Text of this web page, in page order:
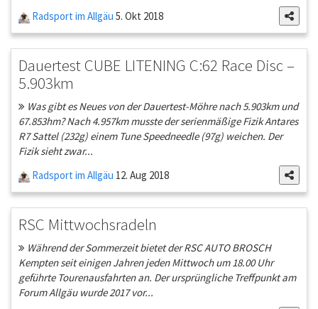
Radsport im Allgäu 5. Okt 2018
Dauertest CUBE LITENING C:62 Race Disc –
5.903km
Was gibt es Neues von der Dauertest-Möhre nach 5.903km und
67.853hm? Nach 4.957km musste der serienmäßige Fizik Antares
R7 Sattel (232g) einem Tune Speedneedle (97g) weichen. Der
Fizik sieht zwar...
Radsport im Allgäu 12. Aug 2018
RSC Mittwochsradeln
Während der Sommerzeit bietet der RSC AUTO BROSCH
Kempten seit einigen Jahren jeden Mittwoch um 18.00 Uhr
geführte Tourenausfahrten an. Der ursprüngliche Treffpunkt am
Forum Allgäu wurde 2017 vor...